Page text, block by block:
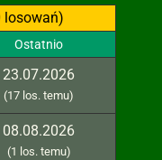
losowań)
Ostatnio
23.07.2026
(17 los. temu)
08.08.2026
(1 los. temu)